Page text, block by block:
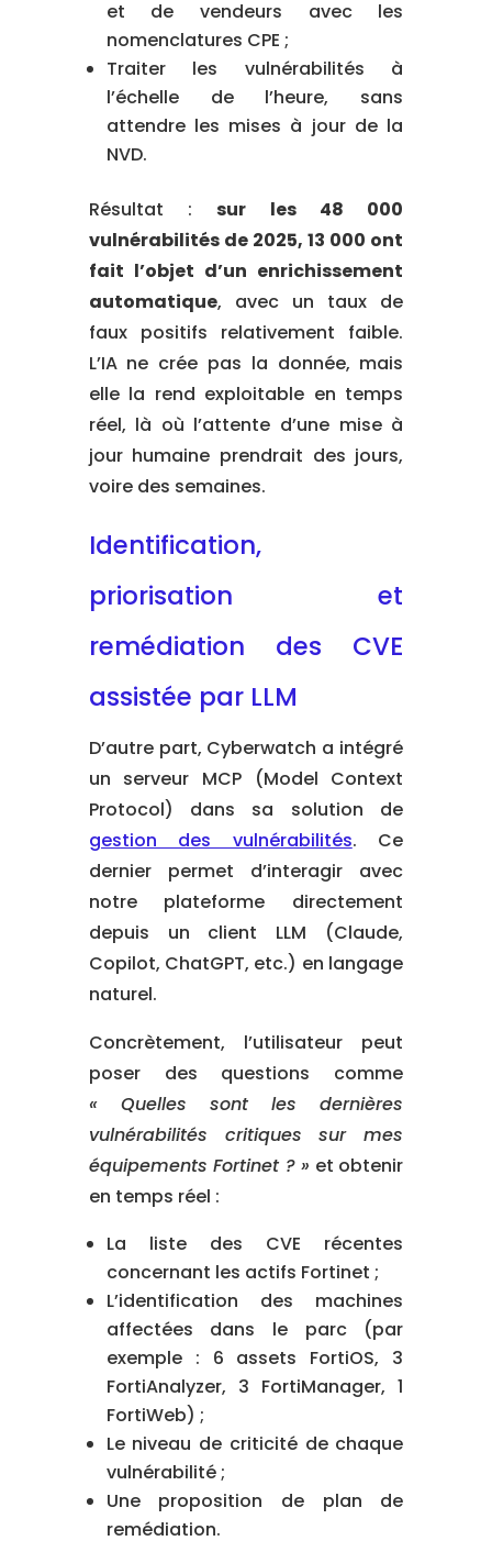
et de vendeurs avec les
nomenclatures CPE ;
Traiter les vulnérabilités à
l’échelle de l’heure, sans
attendre les mises à jour de la
NVD.
Résultat :sur les 48 000
vulnérabilités de 2025, 13 000 ont
fait l’objet d’un enrichissement
automatique, avec un taux de
faux positifs relativement faible.
L’IA ne crée pas la donnée, mais
elle la rend exploitable en temps
réel, là où l’attente d’une mise à
jour humaine prendrait des jours,
voire des semaines.
Identification,
priorisation et
remédiation des CVE
assistée par LLM
D’autre part, Cyberwatch a intégré
un serveur MCP (Model Context
Protocol) dans sa solution de
gestion des vulnérabilités. Ce
dernier permet d’interagir avec
notre plateforme directement
depuis un client LLM (Claude,
Copilot, ChatGPT, etc.) en langage
naturel.
Concrètement, l’utilisateur peut
poser des questions comme
« Quelles sont les dernières
vulnérabilités critiques sur mes
équipements Fortinet ? » et obtenir
en temps réel :
La liste des CVE récentes
concernant les actifs Fortinet ;
L’identification des machines
affectées dans le parc (par
exemple : 6 assets FortiOS, 3
FortiAnalyzer, 3 FortiManager, 1
FortiWeb) ;
Le niveau de criticité de chaque
vulnérabilité ;
Une proposition de plan de
remédiation.